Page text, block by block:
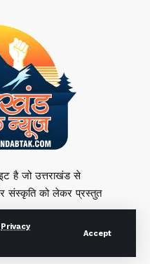
Privacy
Accept
है जो उत्तराखंड से
संस्कृति को लेकर प्रस्तुत